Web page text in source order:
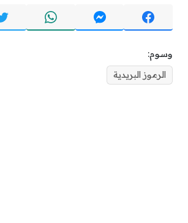
وسوم:
الرموز البريدية